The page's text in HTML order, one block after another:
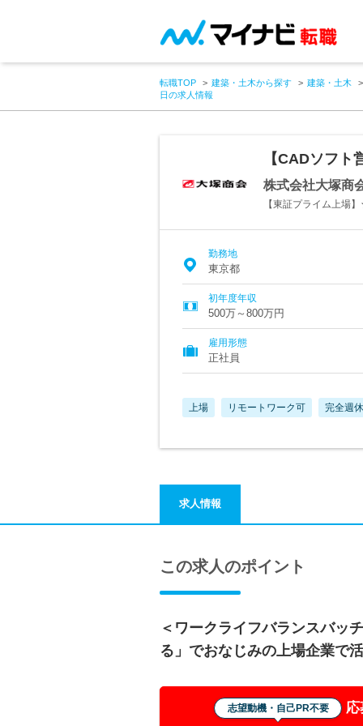
転職TOP 建築・土木から探す
建築・土木
日の求人情報
【CADソフ
株式会社大塚商
【東証プライム上場
勤務地
東京都
初年度年収
500万～800万円
雇用形態
正社員
上場 リモートワーク可 完全週
求人情報
この求人のポイント
＜ワークライフバランスバッ
る」でおなじみの上場企業で
志望動機・自己PR不要